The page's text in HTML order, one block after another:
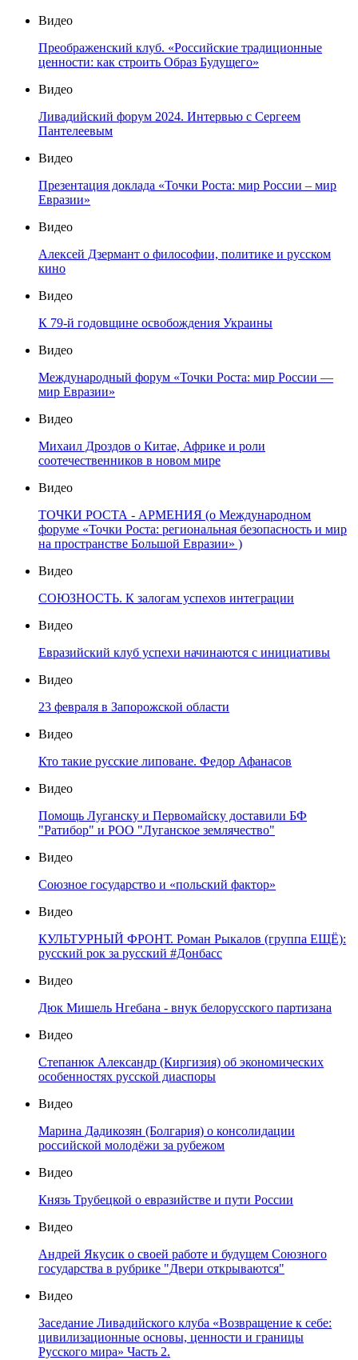
Видео
Преображенский клуб. «Российские традиционные
ценности: как строить Образ Будущего»
Видео
Ливадийский форум 2024. Интервью с Сергеем
Пантелеевым
Видео
Презентация доклада «Точки Роста: мир России – мир
Евразии»
Видео
Алексей Дзермант о философии, политике и русском
кино
Видео
К 79-й годовщине освобождения Украины
Видео
Международный форум «Точки Роста: мир России —
мир Евразии»
Видео
Михаил Дроздов о Китае, Африке и роли
соотечественников в новом мире
Видео
ТОЧКИ РОСТА - АРМЕНИЯ (о Международном
форуме «Точки Роста: региональная безопасность и мир
на пространстве Большой Евразии» )
Видео
СОЮЗНОСТЬ. К залогам успехов интеграции
Видео
Евразийский клуб успехи начинаются с инициативы
Видео
23 февраля в Запорожской области
Видео
Кто такие русские липоване. Федор Афанасов
Видео
Помощь Луганску и Первомайску доставили БФ
"Ратибор" и РОО "Луганское землячество"
Видео
Союзное государство и «польский фактор»
Видео
КУЛЬТУРНЫЙ ФРОНТ. Роман Рыкалов (группа ЕЩЁ):
русский рок за русский #Донбасс
Видео
Дюк Мишель Нгебана - внук белорусского партизана
Видео
Степанюк Александр (Киргизия) об экономических
особенностях русской диаспоры
Видео
Марина Дадикозян (Болгария) о консолидации
российской молодёжи за рубежом
Видео
Князь Трубецкой о евразийстве и пути России
Видео
Андрей Якусик о своей работе и будущем Союзного
государства в рубрике "Двери открываются"
Видео
Заседание Ливадийского клуба «Возвращение к себе:
цивилизационные основы, ценности и границы
Русского мира» Часть 2.